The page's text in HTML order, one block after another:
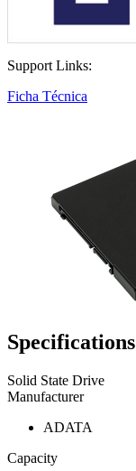
Support Links:
Ficha Técnica
Specifications
Solid State Drive
Manufacturer
ADATA
Capacity